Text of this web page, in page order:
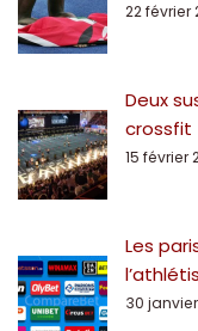
22 février
Deux
crossfit
15 février
Les
30